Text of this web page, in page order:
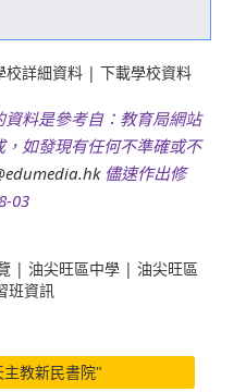
校詳細資料 | 下載學校資料
料是參考自：教育局網站
如發現有任何不準確或不
儘速作出修
03
| 油尖旺區中學 | 油尖旺區
班資訊
教新民書院"